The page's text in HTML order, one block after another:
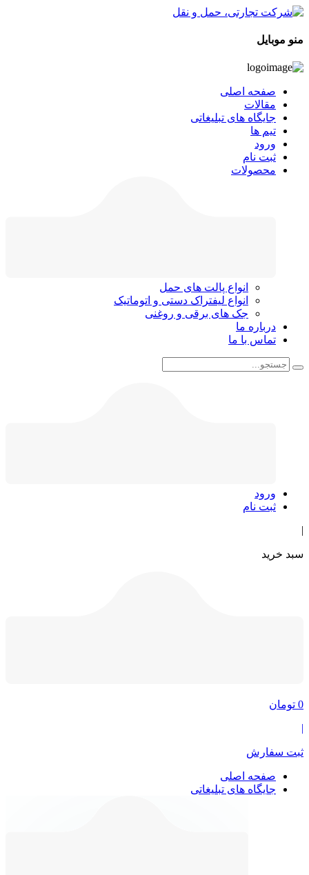
منو موبایل
صفحه اصلی
مقالات
جایگاه های تبلیغاتی
تیم ها
ورود
ثبت نام
محصولات
انواع پالت های حمل
انواع لیفتراک دستی و اتوماتیک
جک های برقی و روغنی
درباره ما
تماس با ما
ورود
ثبت نام
سبد خرید
0 تومان
|
ثبت سفارش
صفحه اصلی
جایگاه های تبلیغاتی